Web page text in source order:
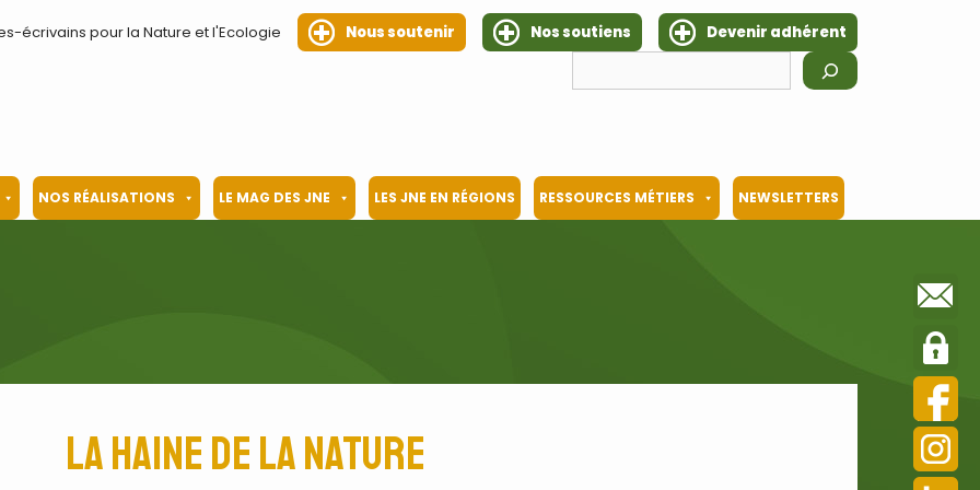
écrivains pour la Nature et l'Ecologie Nous soutenir Nos soutiens
Devenir adhérent
NOS RÉALISATIONS LE MAG DES JNE LES JNE EN RÉGIONS RESSOURCES MÉTIERS NEWSLETTERS
La haine de la nature